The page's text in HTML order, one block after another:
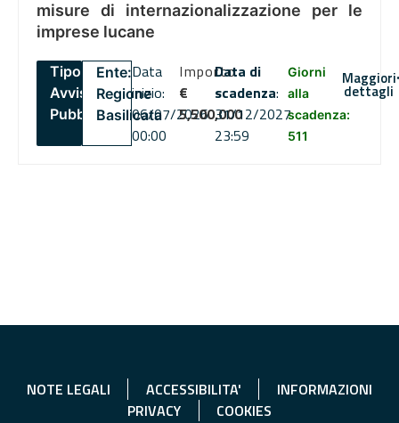
misure di internazionalizzazione per le
imprese lucane
Tipo:
Avviso
Pubblico
Ente:
Regione
Basilicata
Data
inizio:
06/07/2026
00:00
Importo
€
5,500,000
Data di
scadenza:
31/12/2027
23:59
Giorni
alla
scadenza:
511
Maggiori
dettagli
NOTE LEGALI ACCESSIBILITA'
INFORMAZIONI
PRIVACY
COOKIES